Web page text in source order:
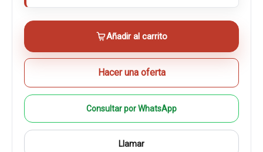
Añadir al carrito
Hacer una oferta
Consultar por WhatsApp
Llamar